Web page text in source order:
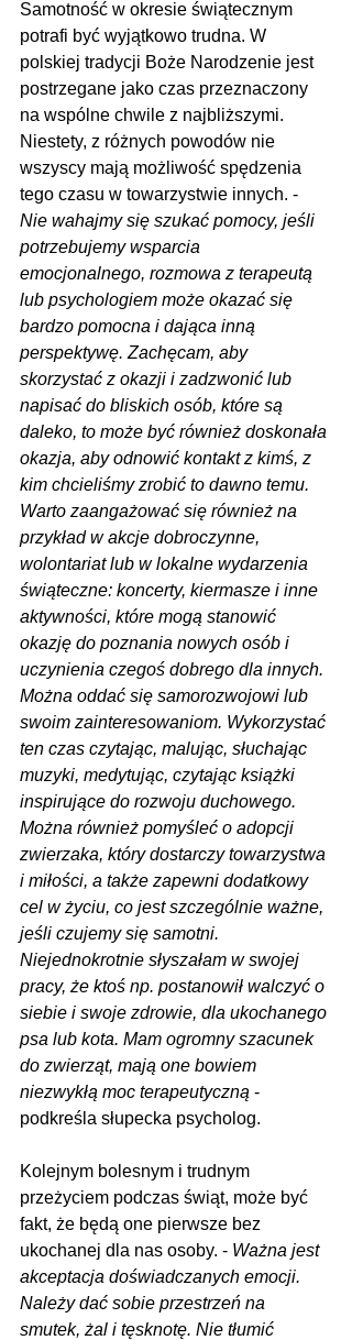
Samotność w okresie świątecznym
potrafi być wyjątkowo trudna. W
polskiej tradycji Boże Narodzenie jest
postrzegane jako czas przeznaczony
na wspólne chwile z najbliższymi.
Niestety, z różnych powodów nie
wszyscy mają możliwość spędzenia
tego czasu w towarzystwie innych. -
Nie wahajmy się szukać pomocy, jeśli
potrzebujemy wsparcia
emocjonalnego, rozmowa z terapeutą
lub psychologiem może okazać się
bardzo pomocna i dająca inną
perspektywę. Zachęcam, aby
skorzystać z okazji i zadzwonić lub
napisać do bliskich osób, które są
daleko, to może być również doskonała
okazja, aby odnowić kontakt z kimś, z
kim chcieliśmy zrobić to dawno temu.
Warto zaangażować się również na
przykład w akcje dobroczynne,
wolontariat lub w lokalne wydarzenia
świąteczne: koncerty, kiermasze i inne
aktywności, które mogą stanowić
okazję do poznania nowych osób i
uczynienia czegoś dobrego dla innych.
Można oddać się samorozwojowi lub
swoim zainteresowaniom. Wykorzystać
ten czas czytając, malując, słuchając
muzyki, medytując, czytając książki
inspirujące do rozwoju duchowego.
Można również pomyśleć o adopcji
zwierzaka, który dostarczy towarzystwa
i miłości, a także zapewni dodatkowy
cel w życiu, co jest szczególnie ważne,
jeśli czujemy się samotni.
Niejednokrotnie słyszałam w swojej
pracy, że ktoś np. postanowił walczyć o
siebie i swoje zdrowie, dla ukochanego
psa lub kota. Mam ogromny szacunek
do zwierząt, mają one bowiem
niezwykłą moc terapeutyczną -
podkreśla słupecka psycholog.
Kolejnym bolesnym i trudnym
przeżyciem podczas świąt, może być
fakt, że będą one pierwsze bez
ukochanej dla nas osoby. - Ważna jest
akceptacja doświadczanych emocji.
Należy dać sobie przestrzeń na
smutek, żal i tęsknotę. Nie tłumić